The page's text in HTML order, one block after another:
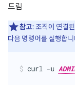
드림
참고: 조직이 연결
다음 명령어를 실행합니
curl -u